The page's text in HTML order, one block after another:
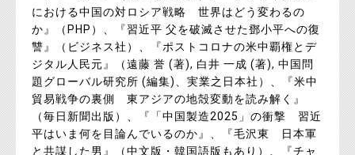
における中国の対ロシア戦略 世界はどう変わるの
か』（PHP）、『習近平 父を破滅させた鄧小平への復
讐』（ビジネス社）、『ポストコロナの米中覇権とデ
ジタル人民元』（遠藤 誉 (著), 白井 一成 (著), 中国問
題グローバル研究所 (編集)、実業之日本社）、『米中
貿易戦争の裏側 東アジアの地殻変動を読み解く』
（毎日新聞出版）、『「中国製造2025」の衝撃 習近
平はいま何を目論んでいるのか』、『毛沢東 日本軍
と共謀した男』（中文版・韓国語版もあり）、『チャ